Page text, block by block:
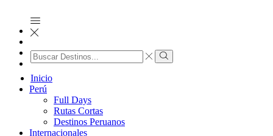
Search
input
Search
Inicio
Perú
Full Days
Rutas Cortas
Destinos Peruanos
Internacionales